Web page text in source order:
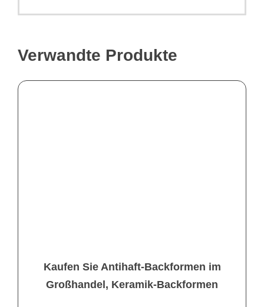
Verwandte Produkte
Kaufen Sie Antihaft-Backformen im
Großhandel, Keramik-Backformen